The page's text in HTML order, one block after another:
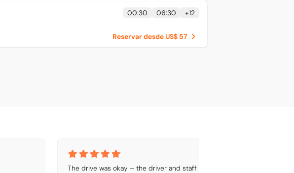
00:30 06:30 +12
Reservar desde US$ 57
The drive was okay – the driver and staff